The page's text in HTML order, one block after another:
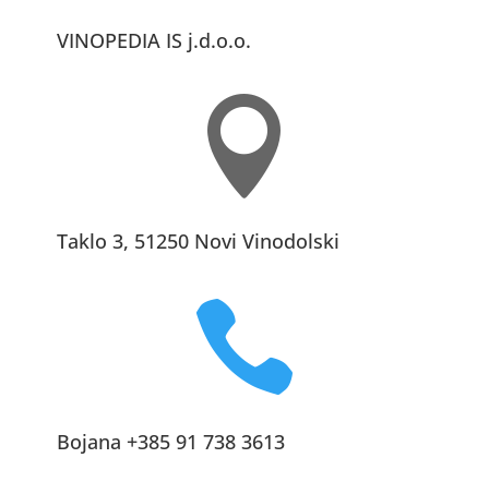
VINOPEDIA IS j.d.o.o.

Taklo 3, 51250 Novi Vinodolski

Bojana +385 91 738 3613